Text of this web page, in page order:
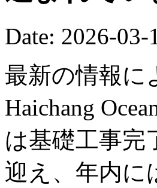
Date: 2026-03-
最新の情報に
Haichang
は基礎工事完
迎え、年内に